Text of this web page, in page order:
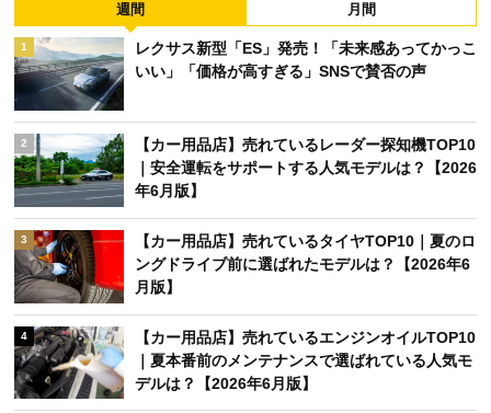
週間 月間
1
レクサス新型「ES」発売！「未来感あってかっこ
いい」「価格が高すぎる」SNSで賛否の声
2
【カー用品店】売れているレーダー探知機TOP10
｜安全運転をサポートする人気モデルは？【2026
年6月版】
3
【カー用品店】売れているタイヤTOP10｜夏のロ
ングドライブ前に選ばれたモデルは？【2026年6
月版】
4
【カー用品店】売れているエンジンオイルTOP10
｜夏本番前のメンテナンスで選ばれている人気モ
デルは？【2026年6月版】